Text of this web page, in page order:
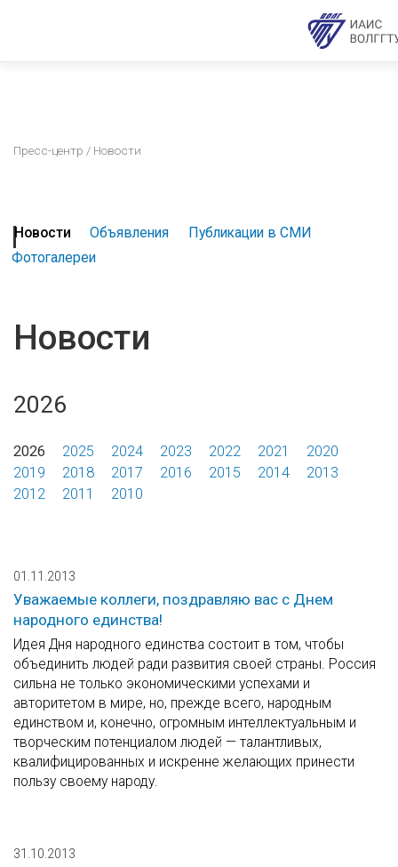
Пресс-центр / Новости
Новости Объявления
Публикации в СМИ
Фотогалереи
Новости
2026
2026 2025 2024 2023 2022 2021
2020
2019
2018 2017 2016 2015 2014
2013
2012
2011 2010
01.11.2013
Уважаемые коллеги, поздравляю вас с Днем
народного единства!
Идея Дня народного единства состоит в том, чтобы
объединить людей ради развития своей страны. Россия
сильна не только экономическими успехами и
авторитетом в мире, но, прежде всего, народным
единством и, конечно, огромным интеллектуальным и
творческим потенциалом людей — талантливых,
квалифицированных и искренне желающих принести
пользу своему народу.
31.10.2013